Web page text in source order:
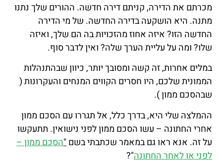
מכרתם את הדירה, קניתם דירה חדשה. ההורים שלך נתנו
מתנה. היא הושקעה בדירה החדשה. של מי הדירה
החדשה הזו? איזה אחוז מהזכויות בה הם שלך, ואיזה
שלו? ומה על עליית הערך שלה? ואין לדבר סוף.
במלים אחרות, זה קשה ומסובך יותר, כיוון שבהתנהלות
הממונית שלכם, היו חסרים הקווים המנחים והעקרונות (
שבהסכם ממון ).
ההמלצה שלי היא, בדרך כלל, אל תגררו עם הסכם ממון
אחרי החתונה – עשו הסכם ממון לפני נישואין. תתעקשו
על זה. אנא ראו גם במאמר שכתבתי בשם"הסכם ממון –
לפני או לאחר החתונה"?